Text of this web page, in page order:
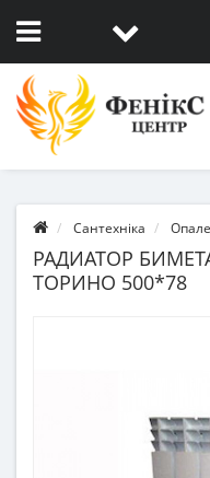
Сантехніка
РАДИАТОР
ТОРИНО 500*78